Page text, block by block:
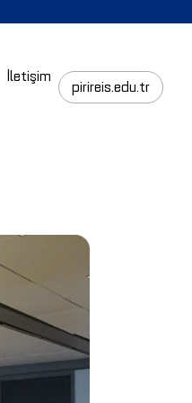
İletişim
pirireis.edu.tr